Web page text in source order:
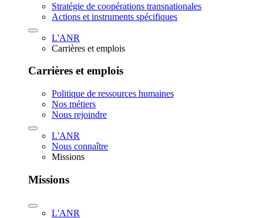
Stratégie de coopérations transnationales
Actions et instruments spécifiques
L'ANR
Carrières et emplois
Carrières et emplois
Politique de ressources humaines
Nos métiers
Nous rejoindre
L'ANR
Nous connaître
Missions
Missions
L'ANR